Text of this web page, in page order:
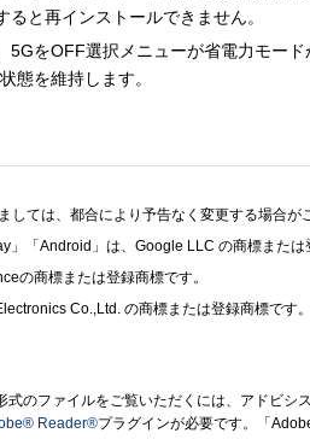
ると再インストールできません。
5GをOFF選択メニューが省電力モー
態を維持します。
しては、都合により予告なく変更する場合が
」「Android」は、Google LLC の商標または
の商標または登録商標です。
Co.,Ltd. の商標または登録商標です。
式のファイルをご覧いただくには、アドビシ
Reader®プラグインが必要です。「